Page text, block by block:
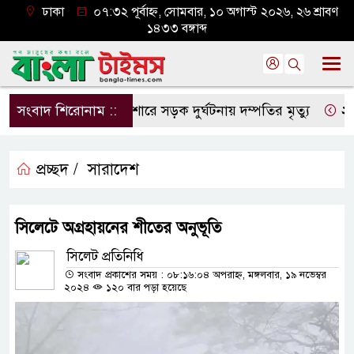
ঢাকা
০৭:৩২ পূর্বাহ্ন, সোমবার, ১০ অগাস্ট ২০২৬, ২৬ শ্রাবণ
১৪৩৩ বঙ্গাব্দ
সংবাদ শিরোনাম ::যশোরে সড়ক দুর্ঘটনায় দম্পতির মৃত্যু ২৯
প্রচ্ছদ / সারাদেশ
সিলেটে অগ্রহায়নের শীতের অনুভূতি
সিলেট প্রতিনিধি
সংবাদ প্রকাশের সময় : ০৮:১৬:০৪ অপরাহ্ন, মঙ্গলবার, ১৯ নভেম্বর
২০২৪
১২০ বার পড়া হয়েছে